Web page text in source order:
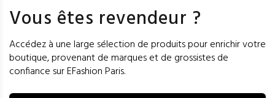
Vous êtes revendeur ?
Accédez à une large sélection de produits pour enrichir votre
boutique, provenant de marques et de grossistes de
confiance sur EFashion Paris.